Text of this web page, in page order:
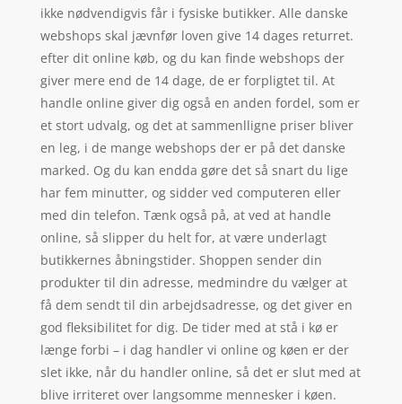
ikke nødvendigvis får i fysiske butikker. Alle danske
webshops skal jævnfør loven give 14 dages returret.
efter dit online køb, og du kan finde webshops der
giver mere end de 14 dage, de er forpligtet til. At
handle online giver dig også en anden fordel, som er
et stort udvalg, og det at sammenlligne priser bliver
en leg, i de mange webshops der er på det danske
marked. Og du kan endda gøre det så snart du lige
har fem minutter, og sidder ved computeren eller
med din telefon. Tænk også på, at ved at handle
online, så slipper du helt for, at være underlagt
butikkernes åbningstider. Shoppen sender din
produkter til din adresse, medmindre du vælger at
få dem sendt til din arbejdsadresse, og det giver en
god fleksibilitet for dig. De tider med at stå i kø er
længe forbi – i dag handler vi online og køen er der
slet ikke, når du handler online, så det er slut med at
blive irriteret over langsomme mennesker i køen.